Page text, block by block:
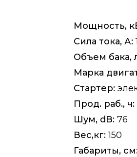
Мощность,
Сила тока, А:
Объем бака,
Марка
Стартер:
Прод. раб., ч:
Шум, dB: 76
Вес,кг:150
Габариты,